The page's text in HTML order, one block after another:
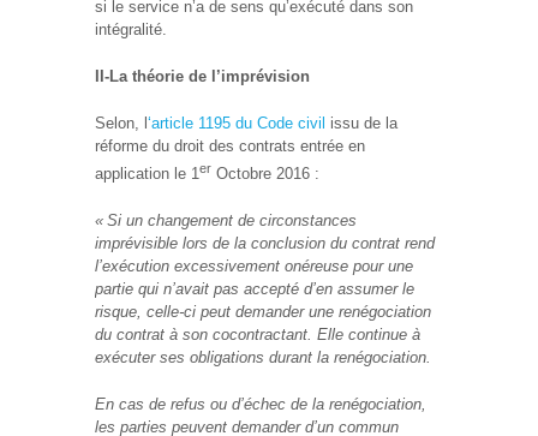
si le service n’a de sens qu’exécuté dans son
intégralité.
II-La théorie de l’imprévision
Selon, l ‘article 1195 du Code civil issu de la
réforme du droit des contrats entrée en
application le 1er Octobre 2016 :
« Si un changement de circonstances
imprévisible lors de la conclusion du contrat rend
l’exécution excessivement onéreuse pour une
partie qui n’avait pas accepté d’en assumer le
risque, celle-ci peut demander une renégociation
du contrat à son cocontractant. Elle continue à
exécuter ses obligations durant la renégociation.
En cas de refus ou d’échec de la renégociation,
les parties peuvent demander d’un commun